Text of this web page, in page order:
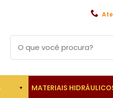
MATERIAIS